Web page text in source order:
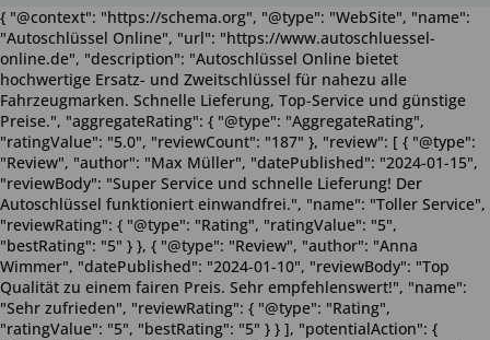
{ "@context": "https://schema.org", "@type": "WebSite", "name":
"Autoschlüssel Online", "url": "https://www.autoschluessel-
online.de", "description": "Autoschlüssel Online bietet
hochwertige Ersatz- und Zweitschlüssel für nahezu alle
Fahrzeugmarken. Schnelle Lieferung, Top-Service und günstige
Preise.", "aggregateRating": { "@type": "AggregateRating",
"ratingValue": "5.0", "reviewCount": "187" }, "review": [ { "@type":
"Review", "author": "Max Müller", "datePublished": "2024-01-15",
"reviewBody": "Super Service und schnelle Lieferung! Der
Autoschlüssel funktioniert einwandfrei.", "name": "Toller Service",
"reviewRating": { "@type": "Rating", "ratingValue": "5",
"bestRating": "5" } }, { "@type": "Review", "author": "Anna
Wimmer", "datePublished": "2024-01-10", "reviewBody": "Top
Qualität zu einem fairen Preis. Sehr empfehlenswert!", "name":
"Sehr zufrieden", "reviewRating": { "@type": "Rating",
"ratingValue": "5", "bestRating": "5" } } ], "potentialAction": {